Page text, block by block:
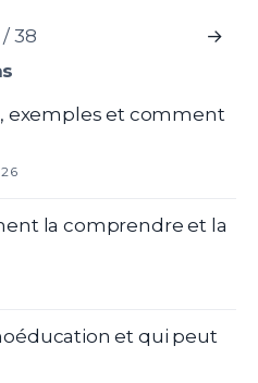
/ 38
→
exemples et comment
la comprendre et la
et qui peut